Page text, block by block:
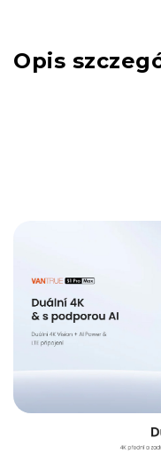
Opis